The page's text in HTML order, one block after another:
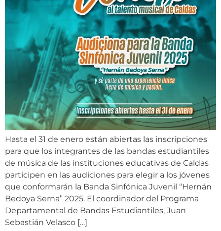
Hasta el 31 de enero están abiertas las inscripciones
para que los integrantes de las bandas estudiantiles
de música de las instituciones educativas de Caldas
participen en las audiciones para elegir a los jóvenes
que conformarán la Banda Sinfónica Juvenil “Hernán
Bedoya Serna” 2025. El coordinador del Programa
Departamental de Bandas Estudiantiles, Juan
Sebastián Velasco […]